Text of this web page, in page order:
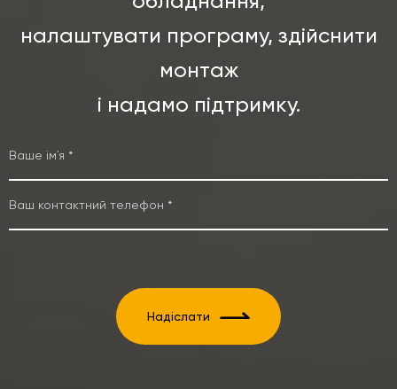
налаштувати програму, здійснити
монтаж
і надамо підтримку.
Надіслати